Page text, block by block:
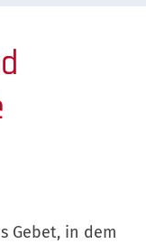
Gebet, in dem